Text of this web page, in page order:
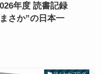
年度 読書記録
さか”の日本一